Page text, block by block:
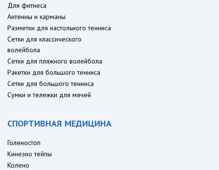
Для фитнеса
Антенны и карманы
Разметки для настольного тенниса
Сетки для классического
волейбола
Сетки для пляжного волейбола
Ракетки для большого тенниса
Сетки для большого тенниса
Сумки и тележки для мячей
СПОРТИВНАЯ МЕДИЦИНА
Голеностоп
Кинезио тейпы
Колено